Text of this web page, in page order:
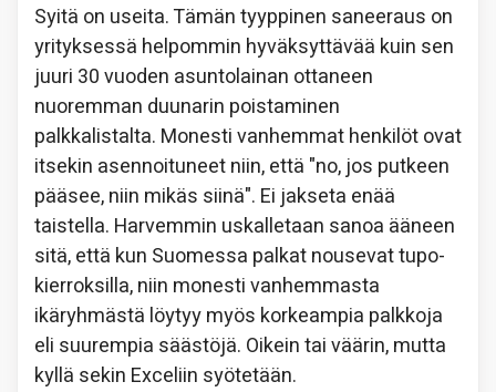
Syitä on useita. Tämän tyyppinen saneeraus on
yrityksessä helpommin hyväksyttävää kuin sen
juuri 30 vuoden asuntolainan ottaneen
nuoremman duunarin poistaminen
palkkalistalta. Monesti vanhemmat henkilöt ovat
itsekin asennoituneet niin, että "no, jos putkeen
pääsee, niin mikäs siinä". Ei jakseta enää
taistella. Harvemmin uskalletaan sanoa ääneen
sitä, että kun Suomessa palkat nousevat tupo-
kierroksilla, niin monesti vanhemmasta
ikäryhmästä löytyy myös korkeampia palkkoja
eli suurempia säästöjä. Oikein tai väärin, mutta
kyllä sekin Exceliin syötetään.